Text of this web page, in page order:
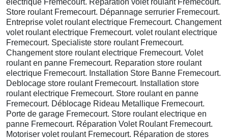
Store roulant Fremecourt. Dépannage serrurier Fremecourt.
Entreprise volet roulant electrique Fremecourt. Changement
volet roulant electrique Fremecourt. volet roulant electrique
Fremecourt. Specialiste store roulant Fremecourt.
Changement store roulant electrique Fremecourt. Volet
roulant en panne Fremecourt. Reparation store roulant
electrique Fremecourt. Installation Store Banne Fremecourt.
Deblocage store roulant Fremecourt. Installation store
roulant electrique Fremecourt. Store roulant en panne
Fremecourt. Déblocage Rideau Metallique Fremecourt.
Porte de garage Fremecourt. Store roulant electrique en
panne Fremecourt. Réparation Volet Roulant Fremecourt.
Motoriser volet roulant Fremecourt. Réparation de stores